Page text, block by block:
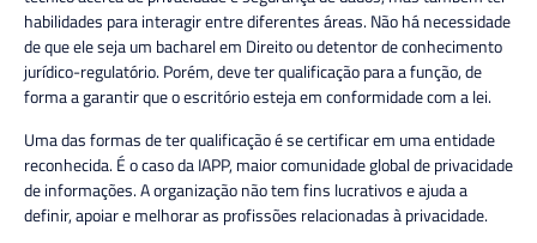
habilidades para interagir entre diferentes áreas. Não há necessidade
de que ele seja um bacharel em Direito ou detentor de conhecimento
jurídico-regulatório. Porém, deve ter qualificação para a função, de
forma a garantir que o escritório esteja em conformidade com a lei.
Uma das formas de ter qualificação é se certificar em uma entidade
reconhecida. É o caso da IAPP, maior comunidade global de privacidade
de informações. A organização não tem fins lucrativos e ajuda a
definir, apoiar e melhorar as profissões relacionadas à privacidade.